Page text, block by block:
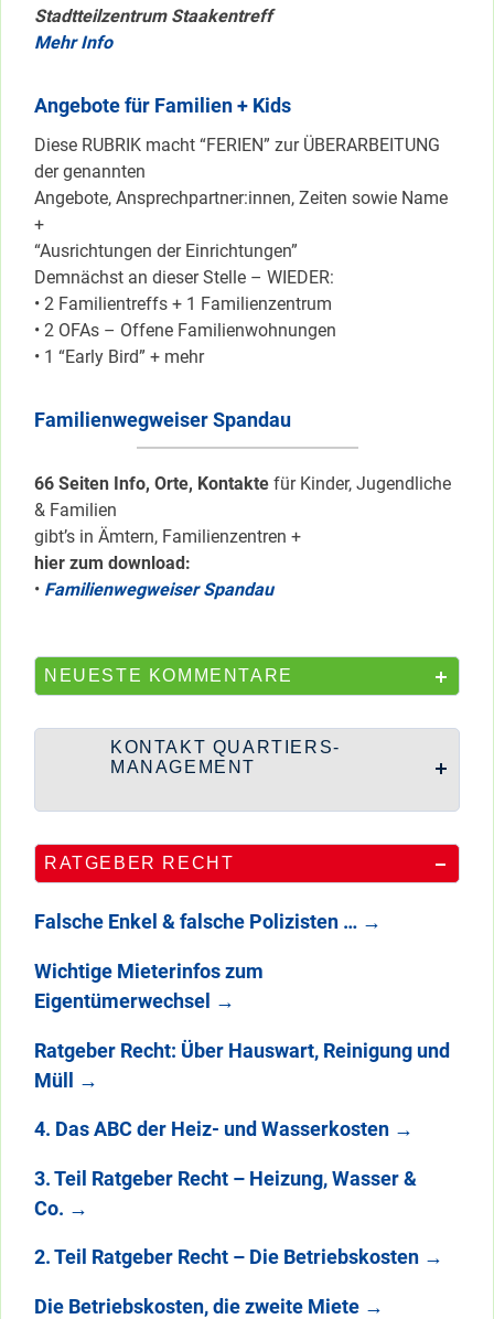
Stadtteilzentrum Staakentreff
Mehr Info
Angebote für Familien + Kids
Diese RUBRIK macht “FERIEN” zur ÜBERARBEITUNG
der genannten
Angebote, Ansprechpartner:innen, Zeiten sowie Name
+
“Ausrichtungen der Einrichtungen”
Demnächst an dieser Stelle – WIEDER:
• 2 Familientreffs + 1 Familienzentrum
• 2 OFAs – Offene Familienwohnungen
• 1 “Early Bird” + mehr
Familienwegweiser Spandau
66 Seiten Info, Orte, Kontakte für Kinder, Jugendliche
& Familien
gibt’s in Ämtern, Familienzentren +
hier zum download:
• Familienwegweiser Spandau
NEUESTE KOMMENTARE
KONTAKT QUARTIERS-
MANAGEMENT
RATGEBER RECHT
Falsche Enkel & falsche Polizisten … →
Wichtige Mieterinfos zum
Eigentümerwechsel →
Ratgeber Recht: Über Hauswart, Reinigung und
Müll →
4. Das ABC der Heiz- und Wasserkosten →
3. Teil Ratgeber Recht – Heizung, Wasser &
Co. →
2. Teil Ratgeber Recht – Die Betriebskosten →
Die Betriebskosten, die zweite Miete →